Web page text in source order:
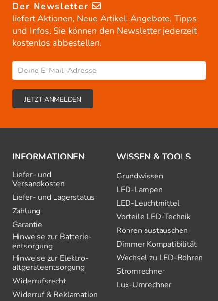
Der Newsletter
liefert Aktionen, Neue Artikel, Angebote, Tipps
und Infos. Sie können den Newsletter jederzeit
kostenlos abbestellen.
INFORMATIONEN
Liefer- und
Versandkosten
Liefer- und Lagerstatus
Zahlung
Garantie
Hinweise zur Batterie­
entsorgung
Hinweise zur Elektro­
altgeräte­entsorgung
Widerrufsrecht
Widerruf & Reklamation
WISSEN & TOOLS
Grundwissen
LED-Lampen
LED-Leuchtmittel
Vorteile LED-Technik
Röhren austauschen
Dimmer Kompatibilität
Wechsel zu LED-Röhren
Stromrechner
Lux-Umrechner